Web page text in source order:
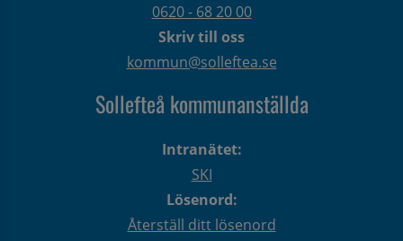
0620 - 68 20 00
Skriv till oss
kommun@solleftea.se
Sollefteå kommunanställda
Intranätet:
SKI
Lösenord:
Återställ ditt lösenord